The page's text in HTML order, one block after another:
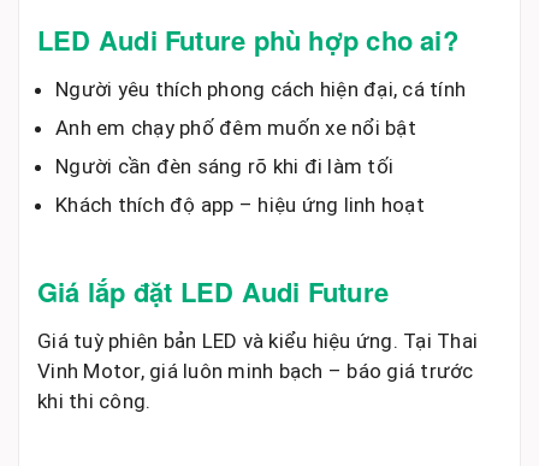
LED Audi Future phù hợp cho ai?
Người yêu thích phong cách hiện đại, cá tính
Anh em chạy phố đêm muốn xe nổi bật
Người cần đèn sáng rõ khi đi làm tối
Khách thích độ app – hiệu ứng linh hoạt
Giá lắp đặt LED Audi Future
Giá tuỳ phiên bản LED và kiểu hiệu ứng. Tại Thai
Vinh Motor, giá luôn minh bạch – báo giá trước
khi thi công.